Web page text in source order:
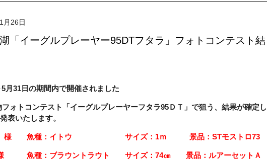
月26日
「イーグルプレーヤー95DTフタラ」フォトコンテスト結
月31日の期間内で開催されました
ォトコンテスト「イーグルプレーヤーフタラ95ＤＴ」で狙う、結果が確定し
表いたします。
様 魚種：イトウ サイズ：1ｍ 景品：STモストロ73
魚種：ブラウントラウト サイズ：74㎝ 景品：ルアーセットＡ